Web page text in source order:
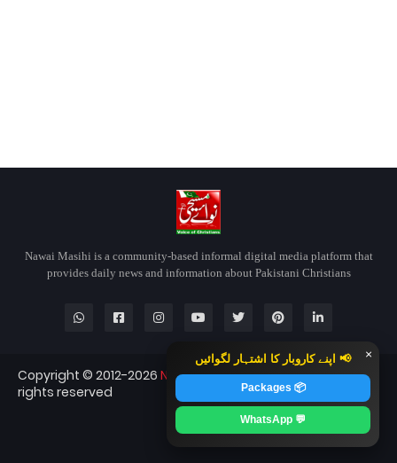
× 📢 اپنے کاروبار کا اشتہار لگوائیں
📦 Packages
💬 WhatsApp
Nawai Masihi is a community-based informal digital media platform that
provides daily news and information about Pakistani Christians
Copyright © 2012-2026 Nawai MasihiNawai Masihi — All
rights reserved
Blogger Templates CopyBloggerThemes.com
Home
About
Contact